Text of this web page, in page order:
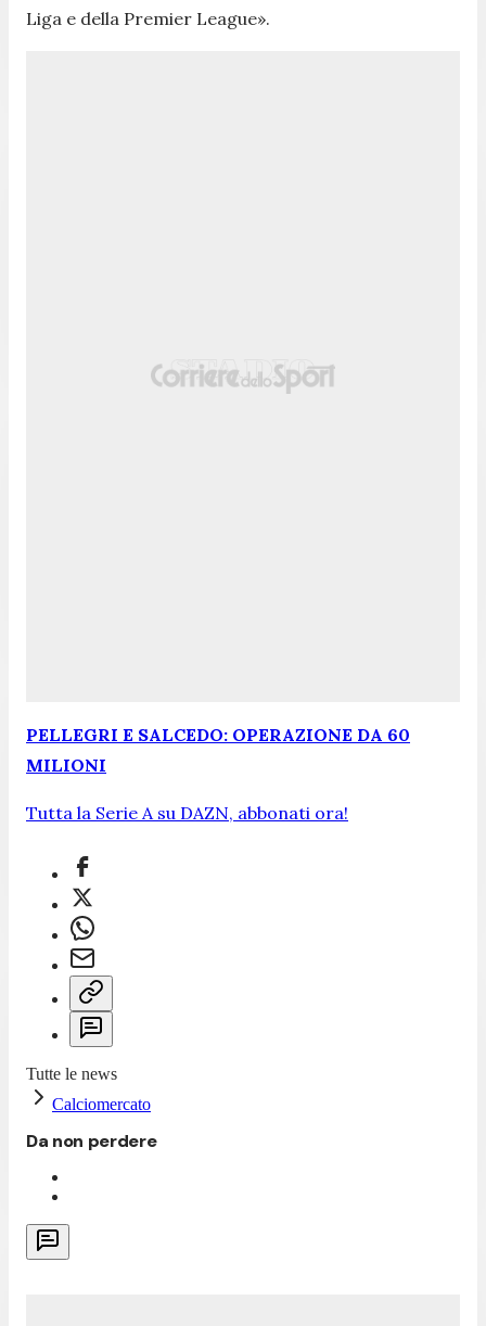
Liga e della Premier League».
PELLEGRI E SALCEDO: OPERAZIONE DA 60
MILIONI
Tutta la Serie A su DAZN, abbonati ora!
Tutte le news
Calciomercato
Da non perdere